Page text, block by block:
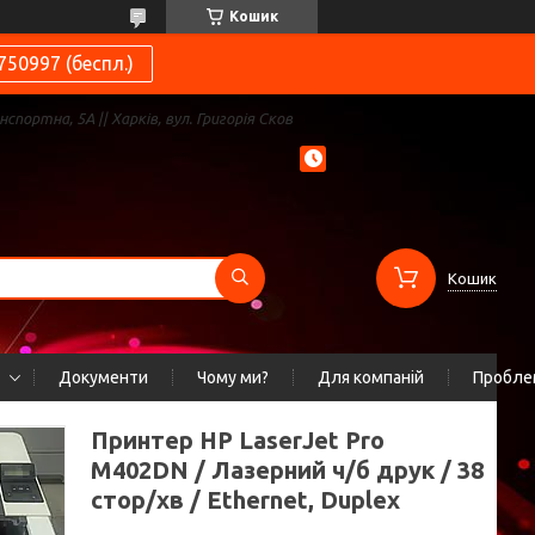
Кошик
(беспл.)
5А || Харків, вул. Григорія Сков
Кошик
Документи Чому ми? Для компаній
Принтер HP LaserJet Pro
M402DN / Лазерний ч/б друк / 38
стор/хв / Ethernet, Duplex